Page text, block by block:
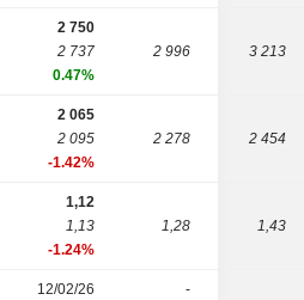
2 750
2 737
0.47%
2 996 3 213
2 065
2 095
-1.42%
2 278 2 454
1,12
1,13
-1.24%
1,28 1,43
12/02/26 -